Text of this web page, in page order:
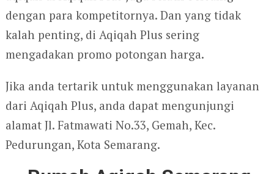
dengan para kompetitornya. Dan yang tidak
kalah penting, di Aqiqah Plus sering
mengadakan promo potongan harga.
Jika anda tertarik untuk menggunakan layanan
dari Aqiqah Plus, anda dapat mengunjungi
alamat Jl. Fatmawati No.33, Gemah, Kec.
Pedurungan, Kota Semarang.